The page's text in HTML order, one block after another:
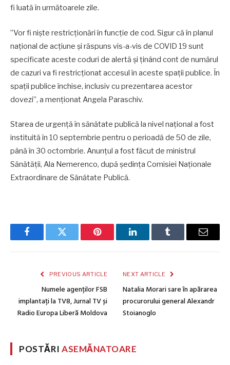
fi luată în următoarele zile.
”Vor fi niște restricționări în funcție de cod. Sigur că în planul
național de acțiune și răspuns vis-a-vis de COVID 19 sunt
specificate aceste coduri de alertă și ținând cont de numărul
de cazuri va fi restricționat accesul în aceste spații publice. În
spații publice închise, inclusiv cu prezentarea acestor
dovezi”, a menţionat Angela Paraschiv.
Starea de urgență în sănătate publică la nivel naţional a fost
instituită în 10 septembrie pentru o perioadă de 50 de zile,
până în 30 octombrie. Anunţul a fost făcut de ministrul
Sănătăţii, Ala Nemerenco, după şedinţa Comisiei Naţionale
Extraordinare de Sănătate Publică.
FacebookTwitter Pinterest LinkedInTumblr Email
PREVIOUS ARTICLE
Numele agenților FSB
implantați la TV8, Jurnal TV și
Radio Europa Liberă Moldova
NEXT ARTICLE
Natalia Morari sare în apărarea
procurorului general Alexandr
Stoianoglo
POSTĂRIASEMĂNATOARE